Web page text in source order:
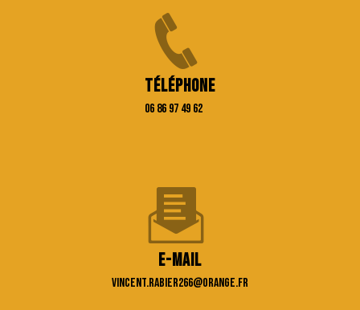
Téléphone
06 86 97 49 62
E-mail
vincent.rabier266@orange.fr